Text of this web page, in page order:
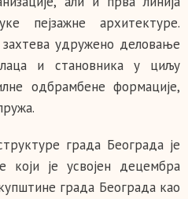
пејзажне архитектуре.
удружено деловање
и становника у циљу
одбрамбене формације,
града Београда је
који је усвојен децембра
града Београда као